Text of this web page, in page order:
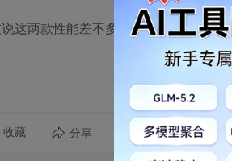
这两款性能差不多少的，懂的给说下啊
收藏 分享 转发到动态